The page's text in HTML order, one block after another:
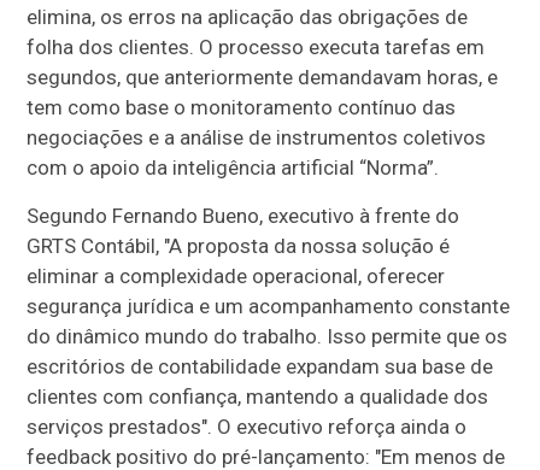
elimina, os erros na aplicação das obrigações de
folha dos clientes. O processo executa tarefas em
segundos, que anteriormente demandavam horas, e
tem como base o monitoramento contínuo das
negociações e a análise de instrumentos coletivos
com o apoio da inteligência artificial “Norma”.
Segundo Fernando Bueno, executivo à frente do
GRTS Contábil, "A proposta da nossa solução é
eliminar a complexidade operacional, oferecer
segurança jurídica e um acompanhamento constante
do dinâmico mundo do trabalho. Isso permite que os
escritórios de contabilidade expandam sua base de
clientes com confiança, mantendo a qualidade dos
serviços prestados". O executivo reforça ainda o
feedback positivo do pré-lançamento: "Em menos de